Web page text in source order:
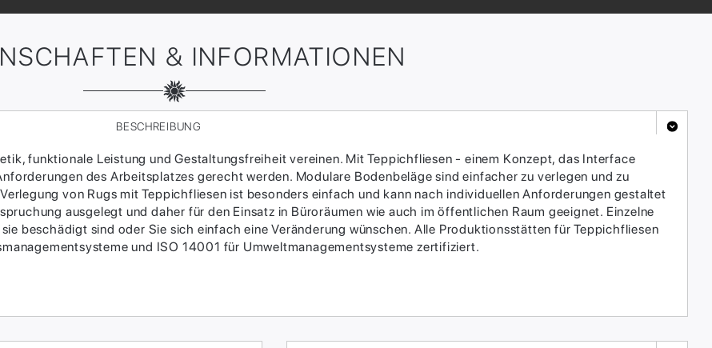
& INFORMATIONEN
BESCHREIBUNG
funktionale Leistung und Gestaltungsfreiheit vereinen. Mit Teppichfliesen - einem Konzept, das Interface
des Arbeitsplatzes gerecht werden. Modulare Bodenbeläge sind einfacher zu verlegen und zu
von Rugs mit Teppichfliesen ist besonders einfach und kann nach individuellen Anforderungen gestaltet
ausgelegt und daher für den Einsatz in Büroräumen wie auch im öffentlichen Raum geeignet. Einzelne
beschädigt sind oder Sie sich einfach eine Veränderung wünschen. Alle Produktionsstätten für Teppichfliesen
und ISO 14001 für Umweltmanagementsysteme zertifiziert.